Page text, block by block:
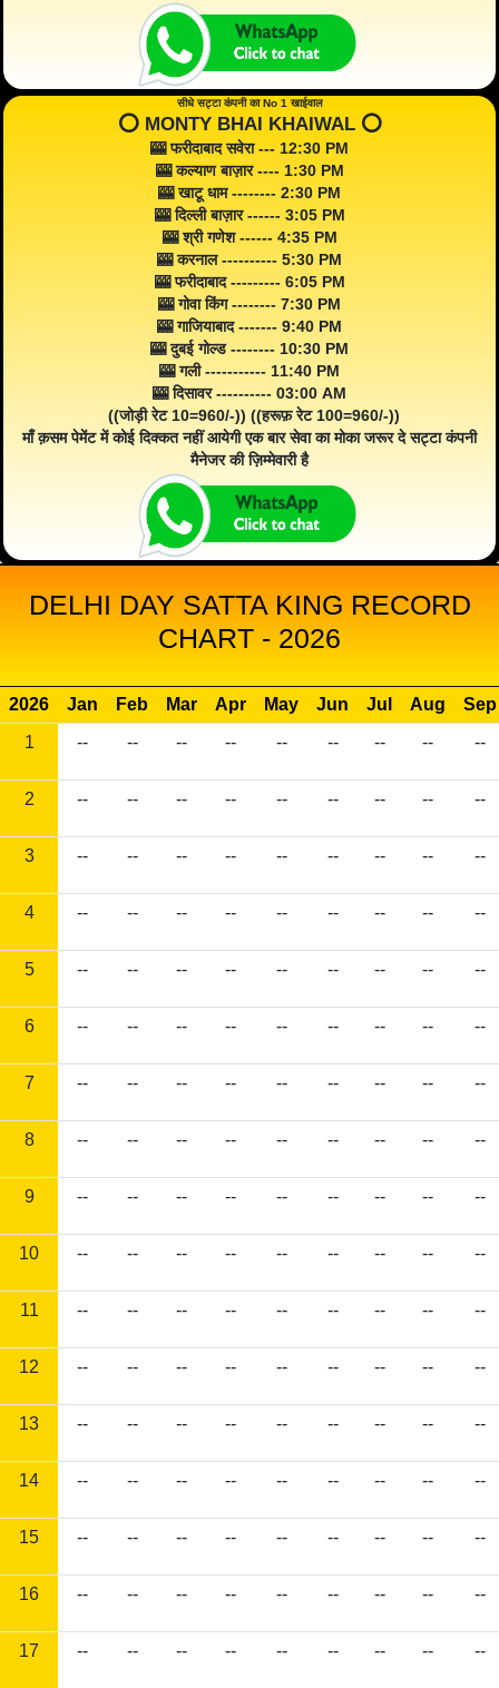
सीधे सट्टा कंपनी का No 1 खाईवाल
⭕️ MONTY BHAI KHAIWAL ⭕️
🎰 फरीदाबाद सवेरा --- 12:30 PM
🎰 कल्याण बाज़ार ---- 1:30 PM
🎰 खाटू धाम -------- 2:30 PM
🎰 दिल्ली बाज़ार ------ 3:05 PM
🎰 श्री गणेश ------ 4:35 PM
🎰 करनाल ---------- 5:30 PM
🎰 फरीदाबाद --------- 6:05 PM
🎰 गोवा किंग -------- 7:30 PM
🎰 गाजियाबाद ------- 9:40 PM
🎰 दुबई गोल्ड -------- 10:30 PM
🎰 गली ----------- 11:40 PM
🎰 दिसावर ---------- 03:00 AM
((जोड़ी रेट 10=960/-)) ((हरूफ़ रेट 100=960/-))
माँ क़सम पेमेंट में कोई दिक्कत नहीं आयेगी एक बार सेवा का मोका जरूर दे सट्टा कंपनी
मैनेजर की ज़िम्मेवारी है
DELHI DAY SATTA KING RECORD
CHART - 2026
2026 Jan Feb Mar Apr May Jun Jul Aug
Sep
1
-- -- -- -- -- -- -- -- --
2 -- -- -- -- -- -- -- -- --
3 -- -- -- -- -- -- -- -- --
4 -- -- -- -- -- -- -- -- --
5 -- -- -- -- -- -- -- -- --
6 -- -- -- -- -- -- -- -- --
7 -- -- -- -- -- -- -- -- --
8 -- -- -- -- -- -- -- -- --
9 -- -- -- -- -- -- -- -- --
10 -- -- -- -- -- -- -- -- --
11 -- -- -- -- -- -- -- -- --
12 -- -- -- -- -- -- -- -- --
13 -- -- -- -- -- -- -- -- --
14 -- -- -- -- -- -- -- -- --
15 -- -- -- -- -- -- -- -- --
16 -- -- -- -- -- -- -- -- --
17 -- -- -- -- -- -- -- -- --